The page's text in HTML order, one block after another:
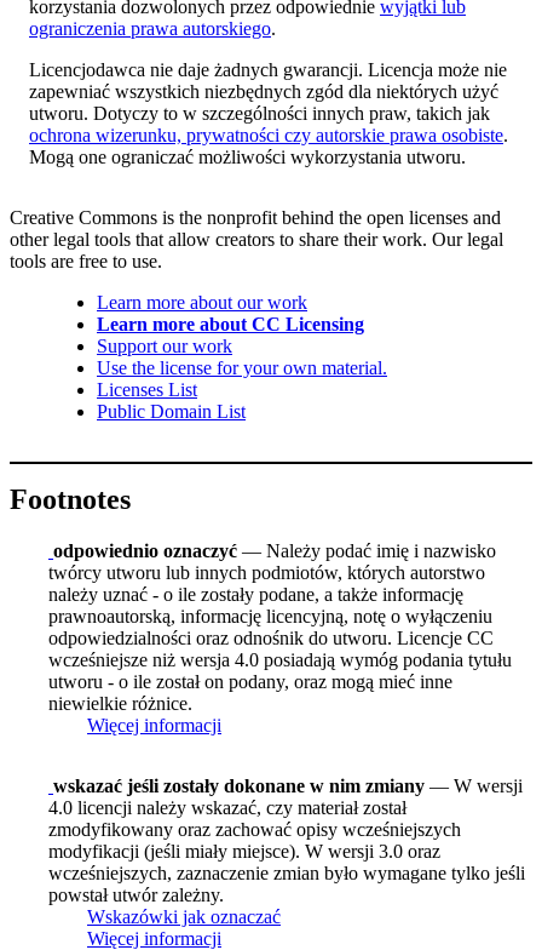
korzystania dozwolonych przez odpowiednie wyjątki lub
ograniczenia prawa autorskiego.
Licencjodawca nie daje żadnych gwarancji. Licencja może nie
zapewniać wszystkich niezbędnych zgód dla niektórych użyć
utworu. Dotyczy to w szczególności innych praw, takich jak
ochrona wizerunku, prywatności czy autorskie prawa osobiste.
Mogą one ograniczać możliwości wykorzystania utworu.
Creative Commons is the nonprofit behind the open licenses and
other legal tools that allow creators to share their work. Our legal
tools are free to use.
Learn more about our work
Learn more about CC Licensing
Support our work
Use the license for your own material.
Licenses List
Public Domain List
Footnotes
odpowiednio oznaczyć — Należy podać imię i nazwisko
twórcy utworu lub innych podmiotów, których autorstwo
należy uznać - o ile zostały podane, a także informację
prawnoautorską, informację licencyjną, notę o wyłączeniu
odpowiedzialności oraz odnośnik do utworu. Licencje CC
wcześniejsze niż wersja 4.0 posiadają wymóg podania tytułu
utworu - o ile został on podany, oraz mogą mieć inne
niewielkie różnice.
Więcej informacji
wskazać jeśli zostały dokonane w nim zmiany — W wersji
4.0 licencji należy wskazać, czy materiał został
zmodyfikowany oraz zachować opisy wcześniejszych
modyfikacji (jeśli miały miejsce). W wersji 3.0 oraz
wcześniejszych, zaznaczenie zmian było wymagane tylko jeśli
powstał utwór zależny.
Wskazówki jak oznaczać
Więcej informacji